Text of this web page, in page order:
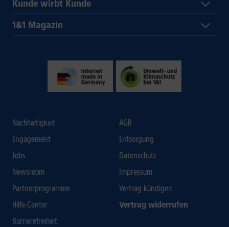
Kunde wirbt Kunde
1&1 Magazin
Nachhaltigkeit
Engagement
Jobs
Newsroom
Partnerprogramme
Hilfe-Center
Barrierefreiheit
AGB
Entsorgung
Datenschutz
Impressum
Vertrag kündigen
Vertrag widerrufen